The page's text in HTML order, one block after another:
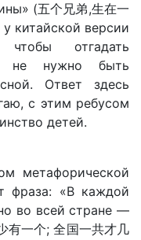
(五个兄弟,生在一
у китайской версии
отгадать
не нужно быть
Ответ здесь
с этим ребусом
детей.
метафорической
фраза: «В каждой
во всей стране —
有一个; 全国一共才几